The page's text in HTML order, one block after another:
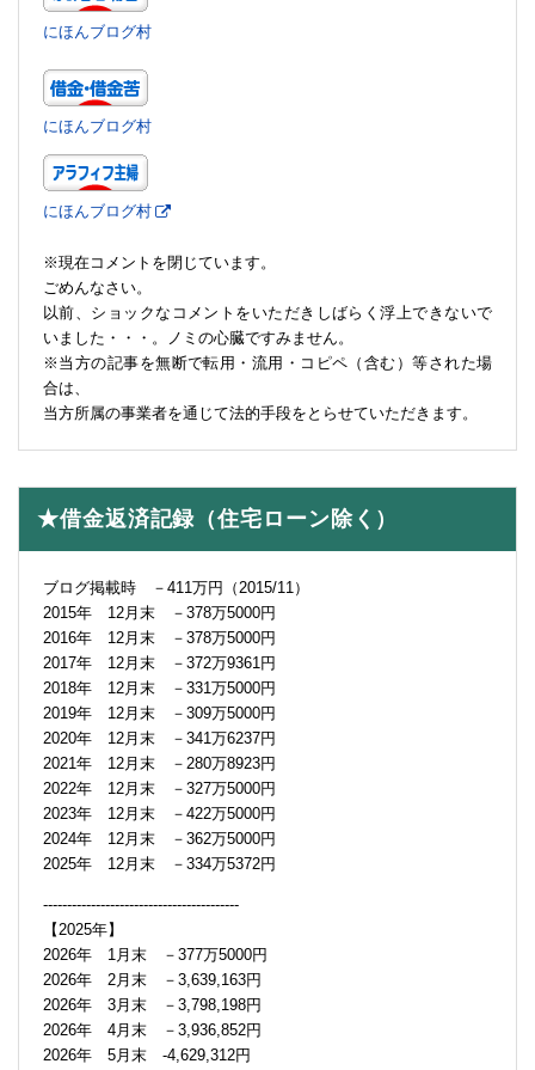
にほんブログ村
にほんブログ村
にほんブログ村
※現在コメントを閉じています。
ごめんなさい。
以前、ショックなコメントをいただきしばらく浮上できないで
いました・・・。ノミの心臓ですみません。
※当方の記事を無断で転用・流用・コピペ（含む）等された場
合は、
当方所属の事業者を通じて法的手段をとらせていただきます。
★借金返済記録（住宅ローン除く）
ブログ掲載時 －411万円（2015/11）
2015年 12月末 －378万5000円
2016年 12月末 －378万5000円
2017年 12月末 －372万9361円
2018年 12月末 －331万5000円
2019年 12月末 －309万5000円
2020年 12月末 －341万6237円
2021年 12月末 －280万8923円
2022年 12月末 －327万5000円
2023年 12月末 －422万5000円
2024年 12月末 －362万5000円
2025年 12月末 －334万5372円
-----------------------------------------
【2025年】
2026年 1月末 －377万5000円
2026年 2月末 －3,639,163円
2026年 3月末 －3,798,198円
2026年 4月末 －3,936,852円
2026年 5月末 -4,629,312円